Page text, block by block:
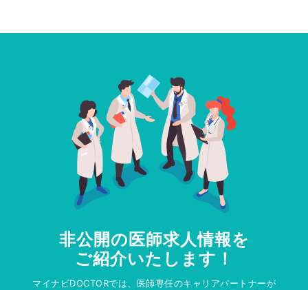
非公開の医師求人情報を
ご紹介いたします！
マイナビDOCTORでは、医師専任のキャリアパートナーが